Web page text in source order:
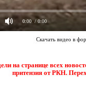
0:00 / 0:00
Скачать видео в
на странице всех
притензия от РКН.